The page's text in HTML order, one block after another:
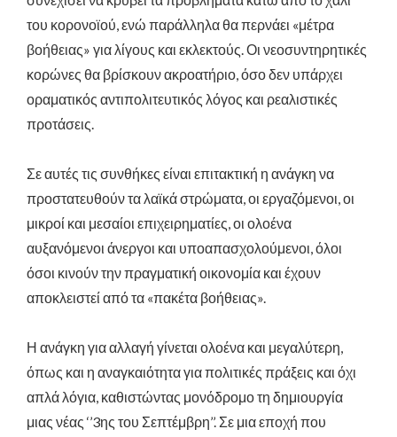
του κορονοϊού, ενώ παράλληλα θα περνάει «μέτρα
βοήθειας» για λίγους και εκλεκτούς. Οι νεοσυντηρητικές
κορώνες θα βρίσκουν ακροατήριο, όσο δεν υπάρχει
οραματικός αντιπολιτευτικός λόγος και ρεαλιστικές
προτάσεις.
Σε αυτές τις συνθήκες είναι επιτακτική η ανάγκη να
προστατευθούν τα λαϊκά στρώματα, οι εργαζόμενοι, οι
μικροί και μεσαίοι επιχειρηματίες, οι ολοένα
αυξανόμενοι άνεργοι και υποαπασχολούμενοι, όλοι
όσοι κινούν την πραγματική οικονομία και έχουν
αποκλειστεί από τα «πακέτα βοήθειας».
Η ανάγκη για αλλαγή γίνεται ολοένα και μεγαλύτερη,
όπως και η αναγκαιότητα για πολιτικές πράξεις και όχι
απλά λόγια, καθιστώντας μονόδρομο τη δημιουργία
μιας νέας ‘’3ης του Σεπτέμβρη’’. Σε μια εποχή που